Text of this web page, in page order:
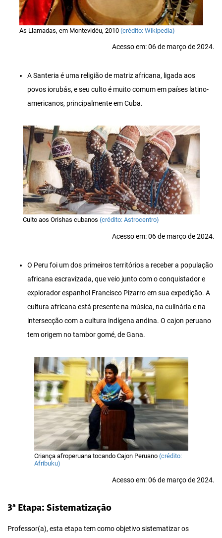
As Llamadas, em Montevidéu, 2010 (crédito: Wikipedia)
Acesso em: 06 de março de 2024.
A Santeria é uma religião de matriz africana, ligada aos
povos iorubás, e seu culto é muito comum em países latino-
americanos, principalmente em Cuba.
Culto aos Orishas cubanos (crédito: Astrocentro)
Acesso em: 06 de março de 2024.
O Peru foi um dos primeiros territórios a receber a população
africana escravizada, que veio junto com o conquistador e
explorador espanhol Francisco Pizarro em sua expedição. A
cultura africana está presente na música, na culinária e na
intersecção com a cultura indígena andina. O cajon peruano
tem origem no tambor gomé, de Gana.
Criança afroperuana tocando Cajon Peruano (crédito:
Afribuku)
Acesso em: 06 de março de 2024.
3ª Etapa: Sistematização
Professor(a), esta etapa tem como objetivo sistematizar os